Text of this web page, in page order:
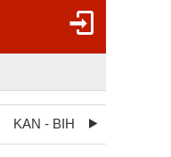
KAN - BIH